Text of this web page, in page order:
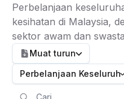
Perbelanjaan
kesihatan di Malaysia,
sektor awam dan
Muat turun
Perbelanjaan